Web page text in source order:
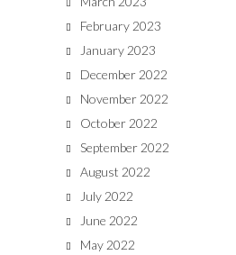
February 2023
January 2023
December 2022
November 2022
October 2022
September 2022
August 2022
July 2022
June 2022
May 2022